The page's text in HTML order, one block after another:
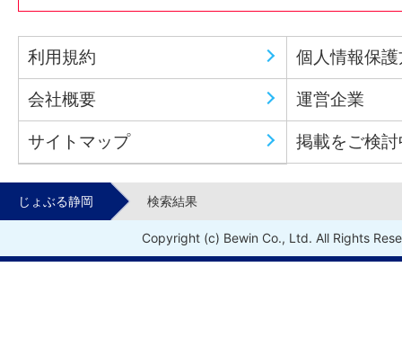
利用規約 個人情報保
会社概要 運営企業
サイトマップ 掲載をご検
じょぶる静岡 検索結果
Copyright (c) Bewin Co., Ltd. All Rights